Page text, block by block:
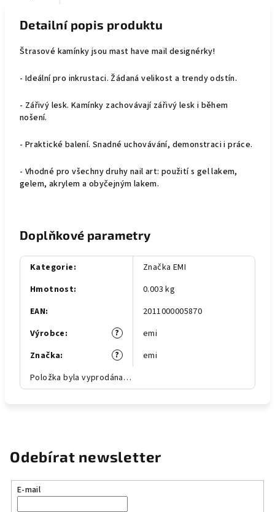
Detailní popis produktu
Štrasové kamínky jsou mast have mail designérky!
- Ideální pro inkrustaci. Žádaná velikost a trendy odstín.
- Zářivý lesk. Kamínky zachovávají zářivý lesk i během
nošení.
- Praktické balení. Snadné uchovávání, demonstraci i práce.
- Vhodné pro všechny druhy nail art: použití s gel lakem,
gelem, akrylem a obyčejným lakem.
Doplňkové parametry
Kategorie:
Značka EMI
Hmotnost:
0.003 kg
EAN:
2011000005870
?
Výrobce:
emi
?
Značka:
emi
Položka byla vyprodána…
Odebírat newsletter
E-mail